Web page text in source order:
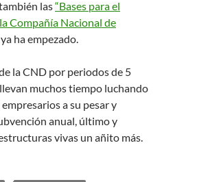
las“Bases para el
Compañía Nacional de
ha empezado.
la CND por periodos de 5
muchos tiempo luchando
a su pesar y
anual, último y
vivas un añito más.